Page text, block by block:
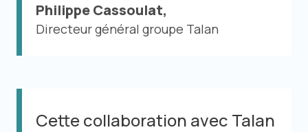
Philippe Cassoulat,
Directeur général groupe Talan
Cette collaboration avec Talan